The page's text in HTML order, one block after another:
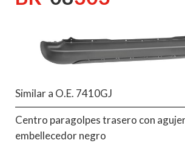
Similar a O.E. 7410GJ
Centro paragolpes trasero con
embellecedor negro